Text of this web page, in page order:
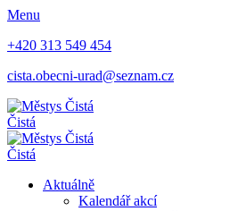
Menu
+420 313 549 454
cista.obecni-urad@seznam.cz
Čistá
Čistá
Aktuálně
Kalendář akcí